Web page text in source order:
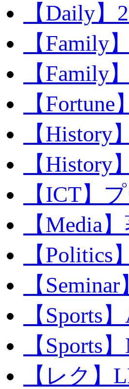
【Daily
【Family
【Family
【
【History
【History
【ICT】
【Media
【Politics
【
【Sports
【Sports
【レク】